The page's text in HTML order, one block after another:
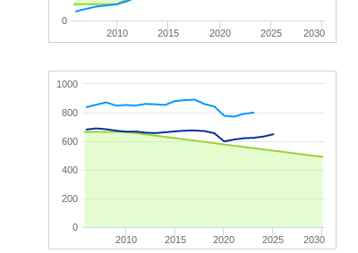
2010 2015 2020 2025 2030
0
2010 2015 2020 2025 2030
0
200
400
600
800
1000